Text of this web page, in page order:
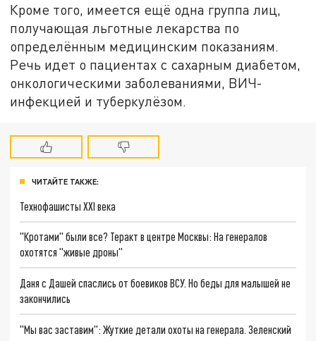
Кроме того, имеется ещё одна группа лиц,
получающая льготные лекарства по
определённым медицинским показаниям.
Речь идет о пациентах с сахарным диабетом,
онкологическими заболеваниями, ВИЧ-
инфекцией и туберкулёзом.
ЧИТАЙТЕ ТАКЖЕ:
Технофашисты XXI века
"Кротами" были все? Теракт в центре Москвы: На генералов
охотятся "живые дроны"
Даня с Дашей спаслись от боевиков ВСУ. Но беды для малышей не
закончились
"Мы вас заставим": Жуткие детали охоты на генерала. Зеленский